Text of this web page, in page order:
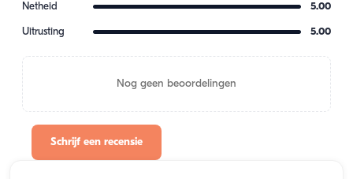
Netheid 5.00
Uitrusting 5.00
Nog geen beoordelingen
Schrijf een recensie